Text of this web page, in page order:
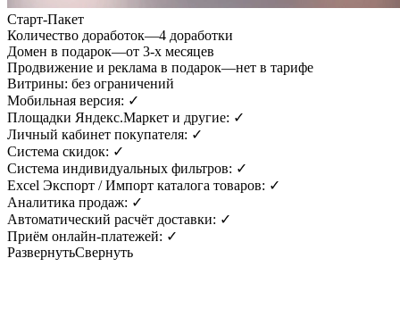
Старт-Пакет
Количество доработок—4 доработки
Домен в подарок—от 3-х месяцев
Продвижение и реклама в подарок—нет в тарифе
Витрины: без ограничений
Мобильная версия: ✓
Площадки Яндекс.Маркет и другие: ✓
Личный кабинет покупателя: ✓
Система скидок: ✓
Система индивидуальных фильтров: ✓
Excel Экспорт / Импорт каталога товаров: ✓
Аналитика продаж: ✓
Автоматический расчёт доставки: ✓
Приём онлайн-платежей: ✓
РазвернутьСвернуть